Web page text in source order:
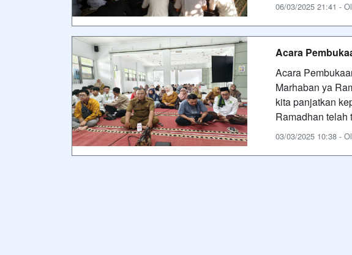
06/03/2025 21:41 -
Acara
Acara
Marhaban ya
kita panjatkan
Ramadhan telah
03/03/2025 10:38 -